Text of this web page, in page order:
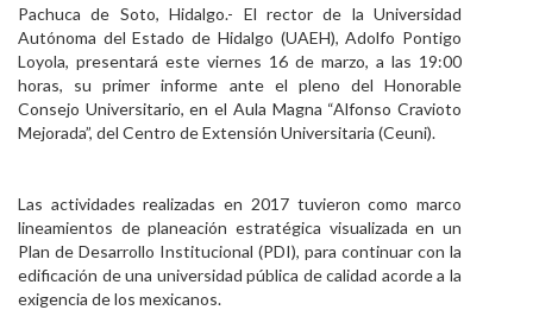
Alumnado
Aspirantes
Personal
Visitantes
Pachuca de Soto, Hidalgo.- El rector de la Universidad
Autónoma del Estado de Hidalgo (UAEH), Adolfo Pontigo
Loyola, presentará este viernes 16 de marzo, a las 19:00
horas, su primer informe ante el pleno del Honorable
Consejo Universitario, en el Aula Magna “Alfonso Cravioto
Mejorada”, del Centro de Extensión Universitaria (Ceuni).
Las actividades realizadas en 2017 tuvieron como marco
lineamientos de planeación estratégica visualizada en un
Plan de Desarrollo Institucional (PDI), para continuar con la
edificación de una universidad pública de calidad acorde a la
exigencia de los mexicanos.